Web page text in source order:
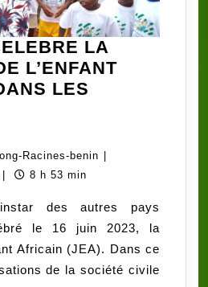
LA
L’ENFANT
LES
Racines-benin Administrateur
benin
8 h 53 min
des autres pays
le 16 juin 2023, la
Africain (JEA). Dans ce
de la société civile